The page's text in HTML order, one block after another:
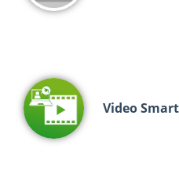
Video Smart